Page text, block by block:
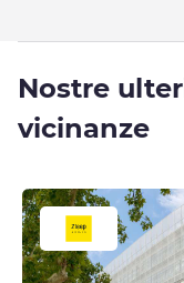
Nostre
vicinanze